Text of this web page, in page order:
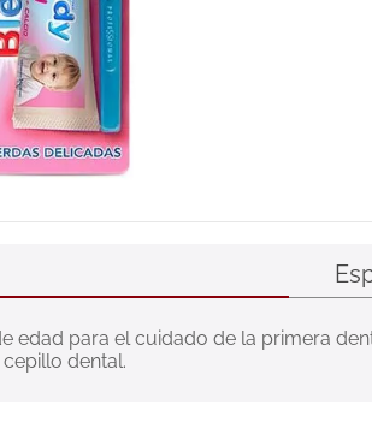
edad para el cuidado de la primera
dental.